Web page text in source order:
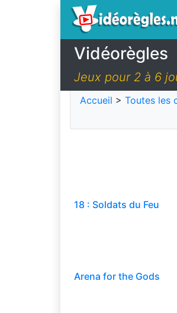
Vidéorègles
Jeux pour 2 à 6
Accueil > Toutes les
18 : Soldats du Feu
Arena for the Gods